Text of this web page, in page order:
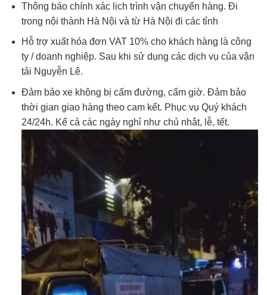
Thông báo chính xác lịch trình vận chuyển hàng. Đi
trong nội thành Hà Nội và từ Hà Nội đi các tỉnh
Hỗ trợ xuất hóa đơn VAT 10% cho khách hàng là công
ty / doanh nghiệp. Sau khi sử dụng các dịch vụ của vận
tải Nguyễn Lê.
Đảm bảo xe không bị cấm đường, cấm giờ. Đảm bảo
thời gian giao hàng theo cam kết. Phục vụ Quý khách
24/24h. Kể cả các ngày nghỉ như chủ nhật, lễ, tết.